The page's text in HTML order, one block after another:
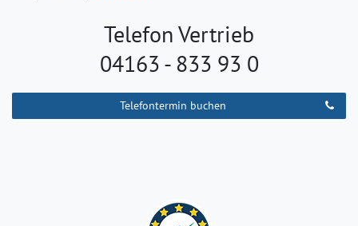
Telefon Vertrieb
04163 - 833 93 0
Telefontermin buchen